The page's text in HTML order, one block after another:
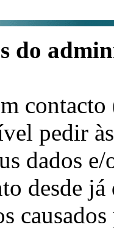
do
pedir
dados
desde